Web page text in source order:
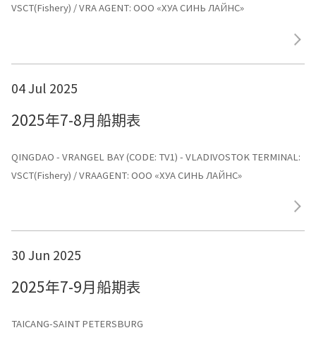
VSCT(Fishery) / VRA AGENT: ООО «ХУА СИНЬ ЛАЙНС»
04 Jul 2025
2025年7-8月船期表
QINGDAO - VRANGEL BAY (CODE: TV1) - VLADIVOSTOK TERMINAL:
VSCT(Fishery) / VRAAGENT: ООО «ХУА СИНЬ ЛАЙНС»
30 Jun 2025
2025年7-9月船期表
TAICANG-SAINT PETERSBURG